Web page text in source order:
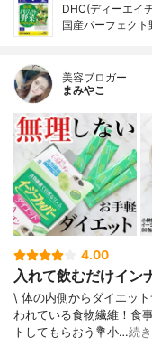
DHC(ディーエイ
国産パーフェクト
美容ブロガー
まみやこ
4.00
入れて飲むだけイン
\ 体の内側からダイエッ
われている食物繊維！食
トしてもらおう⁡⁡⁡💐小…続